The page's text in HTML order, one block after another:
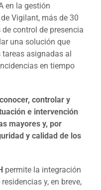
en la gestión
Vigilant, más de 30
control de presencia
una solución que
asignadas al
en tiempo
controlar y
e intervención
mayores y, por
y calidad de los
permite la integración
y, en breve,